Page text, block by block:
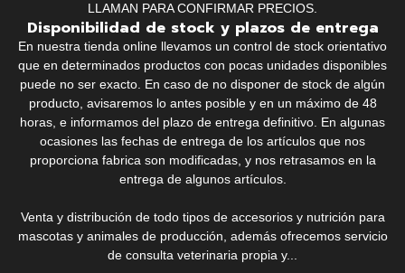
LLAMAN PARA CONFIRMAR PRECIOS.
Disponibilidad de stock y plazos de entrega
En nuestra tienda online llevamos un control de stock orientativo
que en determinados productos con pocas unidades disponibles
puede no ser exacto. En caso de no disponer de stock de algún
producto, avisaremos lo antes posible y en un máximo de 48
horas, e informamos del plazo de entrega definitivo. En algunas
ocasiones las fechas de entrega de los artículos que nos
proporciona fabrica son modificadas, y nos retrasamos en la
entrega de algunos artículos.
Venta y distribución de todo tipos de accesorios y nutrición para
mascotas y animales de producción, además ofrecemos servicio
de consulta veterinaria propia y...